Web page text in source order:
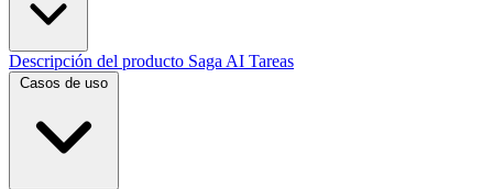
Descripción del producto Saga AI Tareas